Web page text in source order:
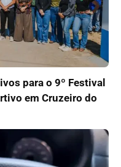
para o 9º Festival
em Cruzeiro do